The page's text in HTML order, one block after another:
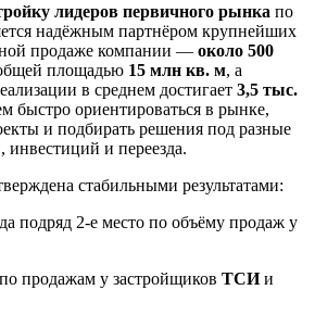
лидеров первичного рынка по
надёжным партнёром крупнейших
продаже компании — около 500
площадью 15 млн кв. м, а
в среднем достигает 3,5 тыс.
быстро ориентироваться в рынке,
и подбирать решения под разные
и переезда.
стабильными результатами:
подряд 2-е место по объёму продаж у
продажам у застройщиков ТСИи